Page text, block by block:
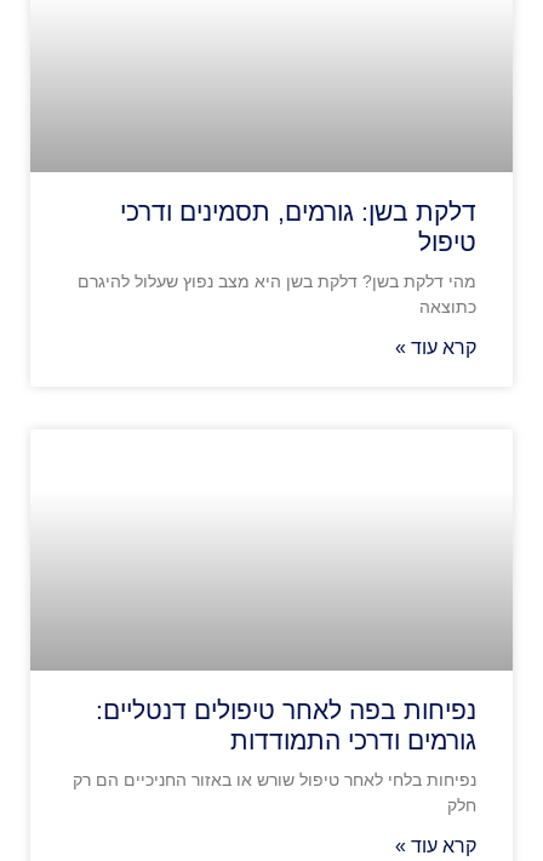
דלקת בשן: גורמים, תסמינים ודרכי
טיפול
מהי דלקת בשן? דלקת בשן היא מצב נפוץ שעלול להיגרם
כתוצאה
קרא עוד »
נפיחות בפה לאחר טיפולים דנטליים:
גורמים ודרכי התמודדות
נפיחות בלחי לאחר טיפול שורש או באזור החניכיים הם רק
חלק
קרא עוד »